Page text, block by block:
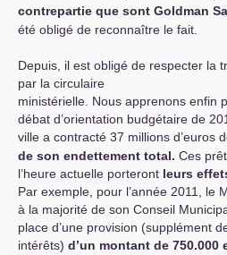
contrepartie que sont Goldman
été obligé de reconnaître le fait.
Depuis, il est obligé de respecter la
par la circulaire
ministérielle. Nous apprenons enfin
débat d’orientation budgétaire de
ville a contracté 37 millions d’euros
de son endettement total. Ces
l’heure actuelle porteront leurs
Par exemple, pour l’année 2011, le
à la majorité de son Conseil
place d’une provision (supplément
intérêts) d’un montant de 750.000